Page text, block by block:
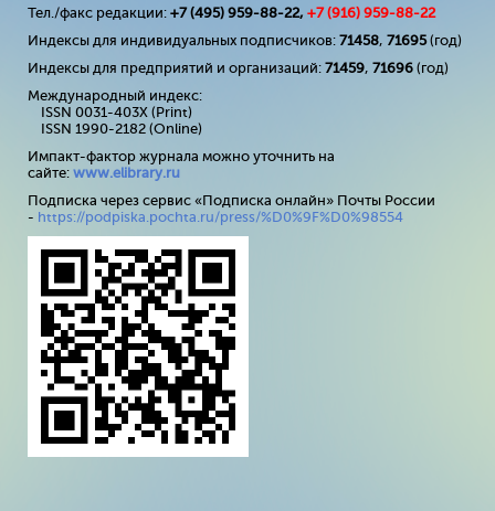
Тел./факс редакции: +7 (495) 959-88-22, +7 (916) 959-88-22
Индексы для индивидуальных подписчиков: 71458, 71695(год)
Индексы для предприятий и организаций: 71459, 71696 (год)
Международный индекс:
ISSN 0031-403X (Print)
ISSN 1990-2182 (Online)
Импакт-фактор журнала можно уточнить на
сайте: www.elibrary.ru
Подписка через сервис «Подписка онлайн» Почты России
- https://podpiska.pochta.ru/press/%D0%9F%D0%98554